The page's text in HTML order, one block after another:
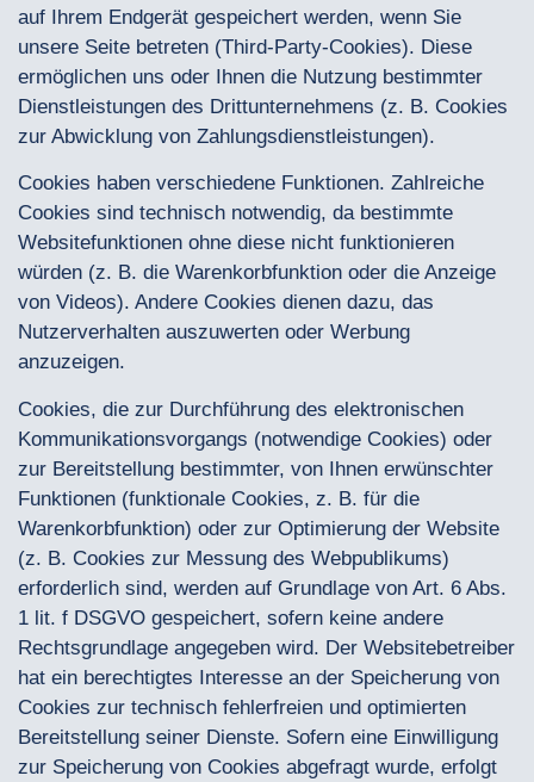
auf Ihrem Endgerät gespeichert werden, wenn Sie
unsere Seite betreten (Third-Party-Cookies). Diese
ermöglichen uns oder Ihnen die Nutzung bestimmter
Dienstleistungen des Drittunternehmens (z. B. Cookies
zur Abwicklung von Zahlungsdienstleistungen).
Cookies haben verschiedene Funktionen. Zahlreiche
Cookies sind technisch notwendig, da bestimmte
Websitefunktionen ohne diese nicht funktionieren
würden (z. B. die Warenkorbfunktion oder die Anzeige
von Videos). Andere Cookies dienen dazu, das
Nutzerverhalten auszuwerten oder Werbung
anzuzeigen.
Cookies, die zur Durchführung des elektronischen
Kommunikationsvorgangs (notwendige Cookies) oder
zur Bereitstellung bestimmter, von Ihnen erwünschter
Funktionen (funktionale Cookies, z. B. für die
Warenkorbfunktion) oder zur Optimierung der Website
(z. B. Cookies zur Messung des Webpublikums)
erforderlich sind, werden auf Grundlage von Art. 6 Abs.
1 lit. f DSGVO gespeichert, sofern keine andere
Rechtsgrundlage angegeben wird. Der Websitebetreiber
hat ein berechtigtes Interesse an der Speicherung von
Cookies zur technisch fehlerfreien und optimierten
Bereitstellung seiner Dienste. Sofern eine Einwilligung
zur Speicherung von Cookies abgefragt wurde, erfolgt